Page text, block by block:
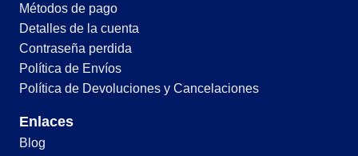
Métodos de pago
Detalles de la cuenta
Contraseña perdida
Política de Envíos
Política de Devoluciones y Cancelaciones
Enlaces
Blog